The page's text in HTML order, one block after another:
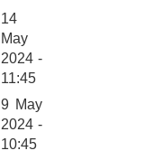
14
May
2024 -
11:45
9 May
2024 -
10:45